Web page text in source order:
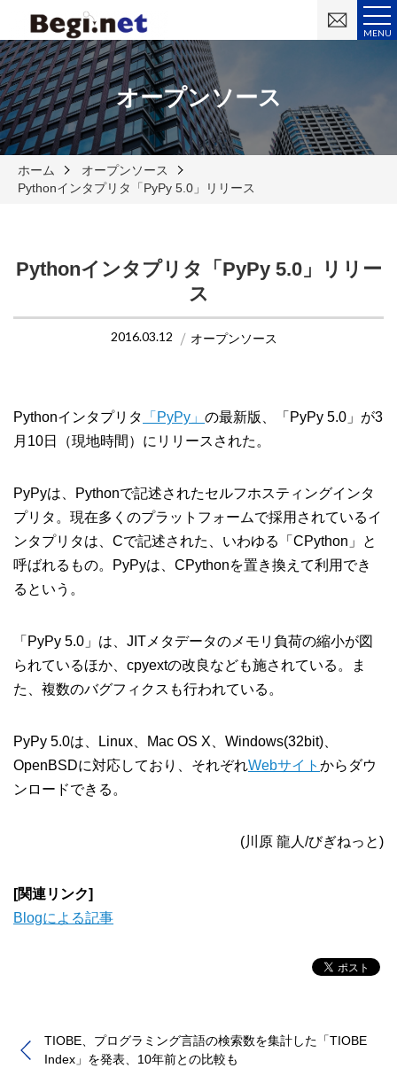
MENU
い
オープンソース
ホーム
オープンソース
Pythonインタプリタ「PyPy 5.0」リリース
Pythonインタプリタ「PyPy 5.0」リリー
ス
2016.03.12 オープンソース
Pythonインタプリタ 「PyPy」 の最新版、「PyPy 5.0」が3
月10日（現地時間）にリリースされた。
PyPyは、Pythonで記述されたセルフホスティングインタ
プリタ。現在多くのプラットフォームで採用されているイ
ンタプリタは、Cで記述された、いわゆる「CPython」と
呼ばれるもの。PyPyは、CPythonを置き換えて利用でき
るという。
「PyPy 5.0」は、JITメタデータのメモリ負荷の縮小が図
られているほか、cpyextの改良なども施されている。ま
た、複数のバグフィクスも行われている。
PyPy 5.0は、Linux、Mac OS X、Windows(32bit)、
OpenBSDに対応しており、それぞれWebサイト からダウ
ンロードできる。
(川原 龍人/びぎねっと)
[関連リンク]
Blogによる記事
TIOBE、プログラミング言語の検索数を集計した「TIOBE
Index」を発表、10年前との比較も